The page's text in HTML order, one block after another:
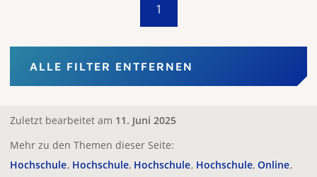
1
ALLE FILTER ENTFERNEN
Zuletzt bearbeitet am 11. Juni 2025
Mehr zu den Themen dieser Seite:
Hochschule Hochschule Hochschule Hochschule Online